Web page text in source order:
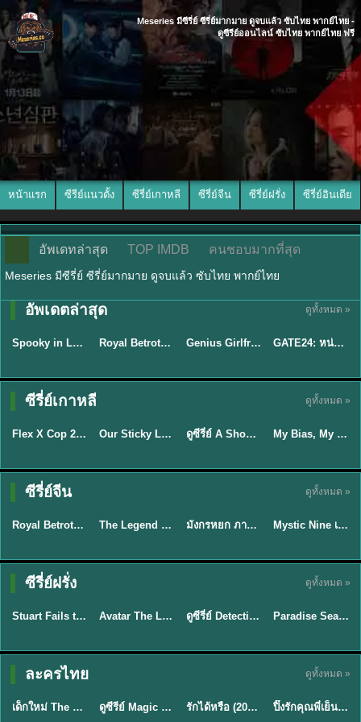
Meseries มีซีรี่ย์ ซีรี่ย์มากมาย ดูจบแล้ว ซับไทย พากย์ไทย -
ดูซีรีย์ออนไลน์ ซับไทย พากย์ไทย ฟรี
หน้าแรก ซีรีย์แนวตั้ง ซีรี่ย์เกาหลี ซีรี่ย์จีน ซีรี่ย์ฝรั่ง ซีรี่ย์อินเดีย
อัพเดทล่าสุด TOP IMDB คนชอบมากที่สุด
Meseries มีซีรี่ย์ ซีรี่ย์มากมาย ดูจบแล้ว ซับไทย พากย์ไทย
อัพเดตล่าสุด ดูทั้งหมด »
ซับไทย
Spooky in Love (2026) สะดุดรักกุ๊กกุ๊กกู๋ พากย์ไทย ซับไทย EP1-12 ★9 Royal Betrothal (2026) สัญญาวิวาห์แห่งราชวงศ์ พากย์ไทย ซับไทย EP1-32 ★9
พากย์ไทย/ซับ
Genius Girlfriend แฟนสาวอัจฉริยะ (2026) พากย์ไทย ซับไทย EP.1-28
ซับไทย
GATE24: หน่วยสกัดภัยข้ามแดน (2026) ซับไทย EP.1-10
ซีรี่ย์เกาหลี ดูทั้งหมด »
★8
ซับไทย
Flex X Cop 2 คุณชายสายสืบ ซีซั่น 2 (2026) พากย์ไทย ซับไทย EP.1-14 ★6 Our Sticky Love รักติดหนึบ (2026) พากย์ไทย ซับไทย EP.1-12 ★8 EP.16ดูซีรี่ย์ A Shop for Killers 2 ร้านลับนักฆ่า ซีซัน 2 (2026) ซับไทย-พากย์ไทย
ซับไทย
My Bias, My Boss เมื่อเมนฉันเป็นประธานบริษัท (2026) พากย์ไทย ซับไทย EP.1-12
ซีรี่ย์จีน ดูทั้งหมด »
★9
ซับไทย
Royal Betrothal (2026) สัญญาวิวาห์แห่งราชวงศ์ พากย์ไทย ซับไทย EP1-32 ★8.5 The Legend of ShenLi ปฐพีไร้พ่าย (2024) พากย์ไทย ซับไทย EP.1-39 ★8 มังกรหยก ภาคมารบูรพาและพิษประจิม Duel on Mount Hua พากย์ไทย ★9
พากย์ไทย/ซับ
Mystic Nine เก้าสกุล (2026) พากย์ไทย ซับไทย EP.1-30
ซีรี่ย์ฝรั่ง ดูทั้งหมด »
★9.3
พากย์ไทย
Stuart Fails to Save the Universe สจ๊วตล่มแผนกู้จักรวาล (2026) พากย์ไทย ซับไทย EP.1-10 ★7.8 EP.7Avatar The Last Airbender 2 เณรน้อยเจ้าอภินิหาร พากย์ไทย EP.9ดูซีรี่ย์ Detective Hole (2026) พากย์ไทย HD ฟรี อัปเดตล่าสุด Netflix EP.8
พากย์ไทย
Paradise Season 2 (2026) พากย์ไทย EP1-8 ดูซีรี่ย์ฝรั่ง HD ครบทุกตอน
ละครไทย ดูทั้งหมด »
★ 8 EP.6
พากย์ไทย
เด็กใหม่ The Reset 2026 EP1-6 พากย์ไทย ดูซีรี่ย์ Netflix ล่าสุด HD ดูซีรีย์ Magic Move (2026) ทำนายทายรัก Thai EP.1-10 HD รักได้หรือ (2026) YOUNG Let's Begin Again พากย์ไทย EP.1-19 ★8
พากย์ไทย
ปิ๊งรักคุณพี่เย็นชา (2026) Frozen Valentine EP.1-10 (จบ)